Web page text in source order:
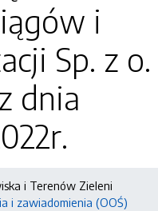
i
Sp. z
dnia
i Terenów Zieleni
i zawiadomienia (OOŚ)